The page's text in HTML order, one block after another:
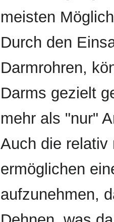
meisten
Durch den
Darmrohren,
Darms gezielt
mehr als "nur"
Auch die relativ
ermöglichen
aufzunehmen,